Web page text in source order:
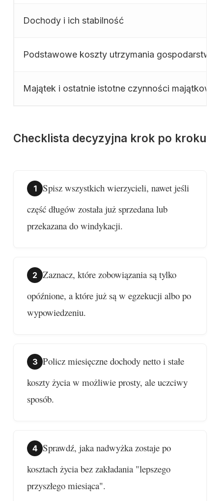
Dochody i ich stabilność
Podstawowe koszty utrzymania gospodarstwa
Majątek i ostatnie istotne czynności majątkowe
Checklista decyzyjna krok po kroku
Spisz wszystkich wierzycieli, nawet jeśli
część długów została już sprzedana lub
przekazana do windykacji.
Zaznacz, które zobowiązania są tylko
opóźnione, a które już są w egzekucji albo po
wypowiedzeniu.
Policz miesięczne dochody netto i stałe
koszty życia w możliwie prosty, ale uczciwy
sposób.
Sprawdź, jaka nadwyżka zostaje po
kosztach życia bez zakładania "lepszego
przyszłego miesiąca".